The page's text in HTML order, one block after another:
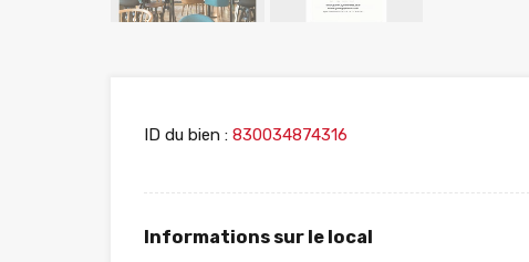
ID du bien : 830034874316
Informations sur le local